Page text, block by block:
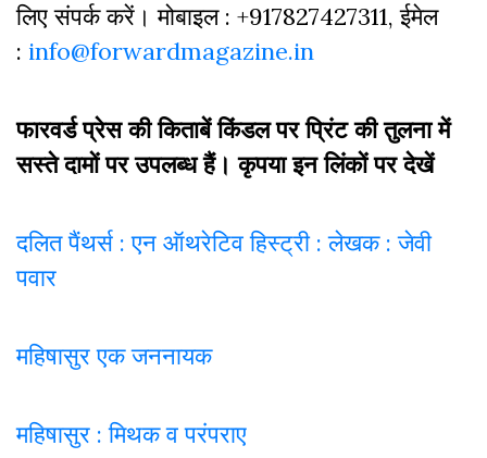
लिए संपर्क करें। मोबाइल : +917827427311, ईमेल
: info@forwardmagazine.in
फारवर्ड प्रेस की किताबें किंडल पर प्रिंट की तुलना में
सस्ते दामों पर उपलब्ध हैं। कृपया इन लिंकों पर देखें
दलित पैंथर्स : एन ऑथरेटिव हिस्ट्री : लेखक : जेवी
पवार
महिषासुर एक जननायक
महिषासुर : मिथक व परंपराए